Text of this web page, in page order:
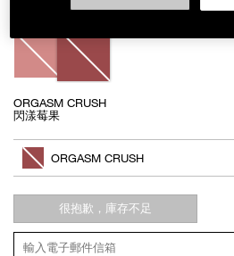
ORGASM CRUSH
閃漾莓果
to
cart
options
Actions
其他色系
ORGASM CRUSH
很抱歉，庫存不足